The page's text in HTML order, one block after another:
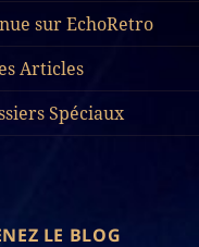
sur EchoRetro
Articles
Spéciaux
LE BLOG